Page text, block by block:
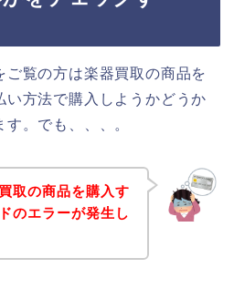
ご覧の方は楽器買取の商品を
い方法で購入しようかどうか
。でも、、、。
取の商品を購入す
のエラーが発生し